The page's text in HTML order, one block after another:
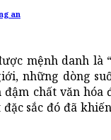
an
mệnh danh là
những dòng
chất văn
sắc đó đã